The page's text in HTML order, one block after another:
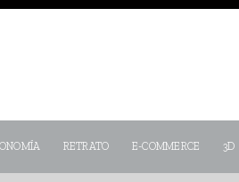
RETRATO E-COMMERCE 3D